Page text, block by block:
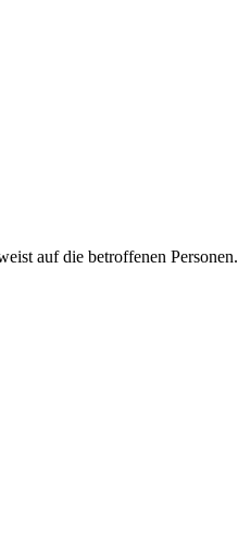
auf die betroffenen Personen.